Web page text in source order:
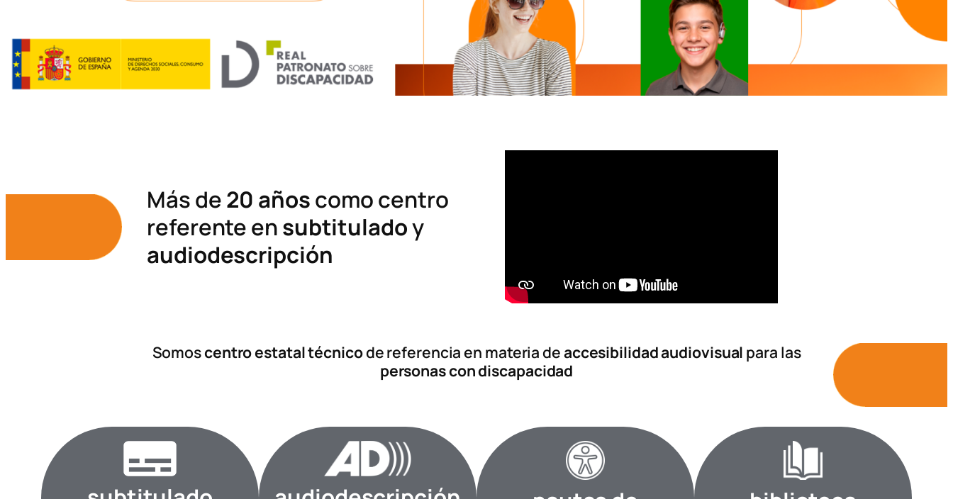
Más de20 añoscomo centro
referente ensubtituladoy
audiodescripción
Somoscentro estatal técnicode referencia en materia deaccesibilidad audiovisual para las
personas con discapacidad